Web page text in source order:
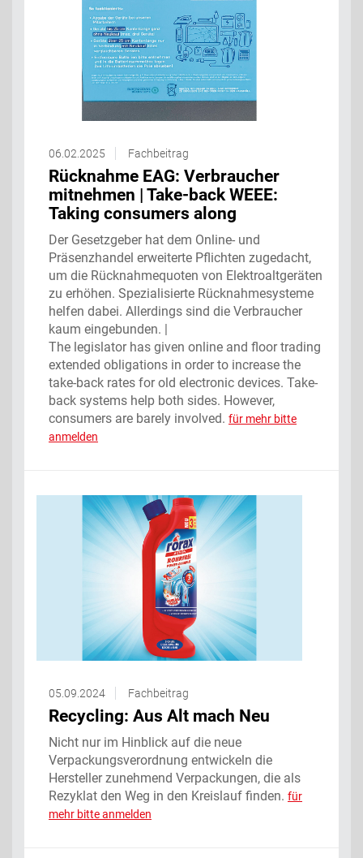
06.02.2025 Fachbeitrag
Rücknahme EAG: Verbraucher
mitnehmen ‌| Take-back WEEE:
Taking consumers along ‌
Der Gesetzgeber hat dem Online- und
Präsenzhandel erweiterte Pflichten zugedacht,
um die Rücknahmequoten von Elektroaltgeräten
zu erhöhen. Spezialisierte Rücknahmesysteme
helfen dabei. Allerdings sind die Verbraucher
kaum eingebunden. |
The legislator has given online and floor trading
extended obligations in order to increase the
take-back rates for old electronic devices. Take-
back systems help both sides. However,
consumers are barely involved. für mehr bitte
anmelden
05.09.2024 Fachbeitrag
Recycling: Aus Alt mach Neu
Nicht nur im Hinblick auf die neue
Verpackungsverordnung entwickeln die
Hersteller zunehmend Verpackungen, die als
Rezyklat den Weg in den Kreislauf finden. für
mehr bitte anmelden